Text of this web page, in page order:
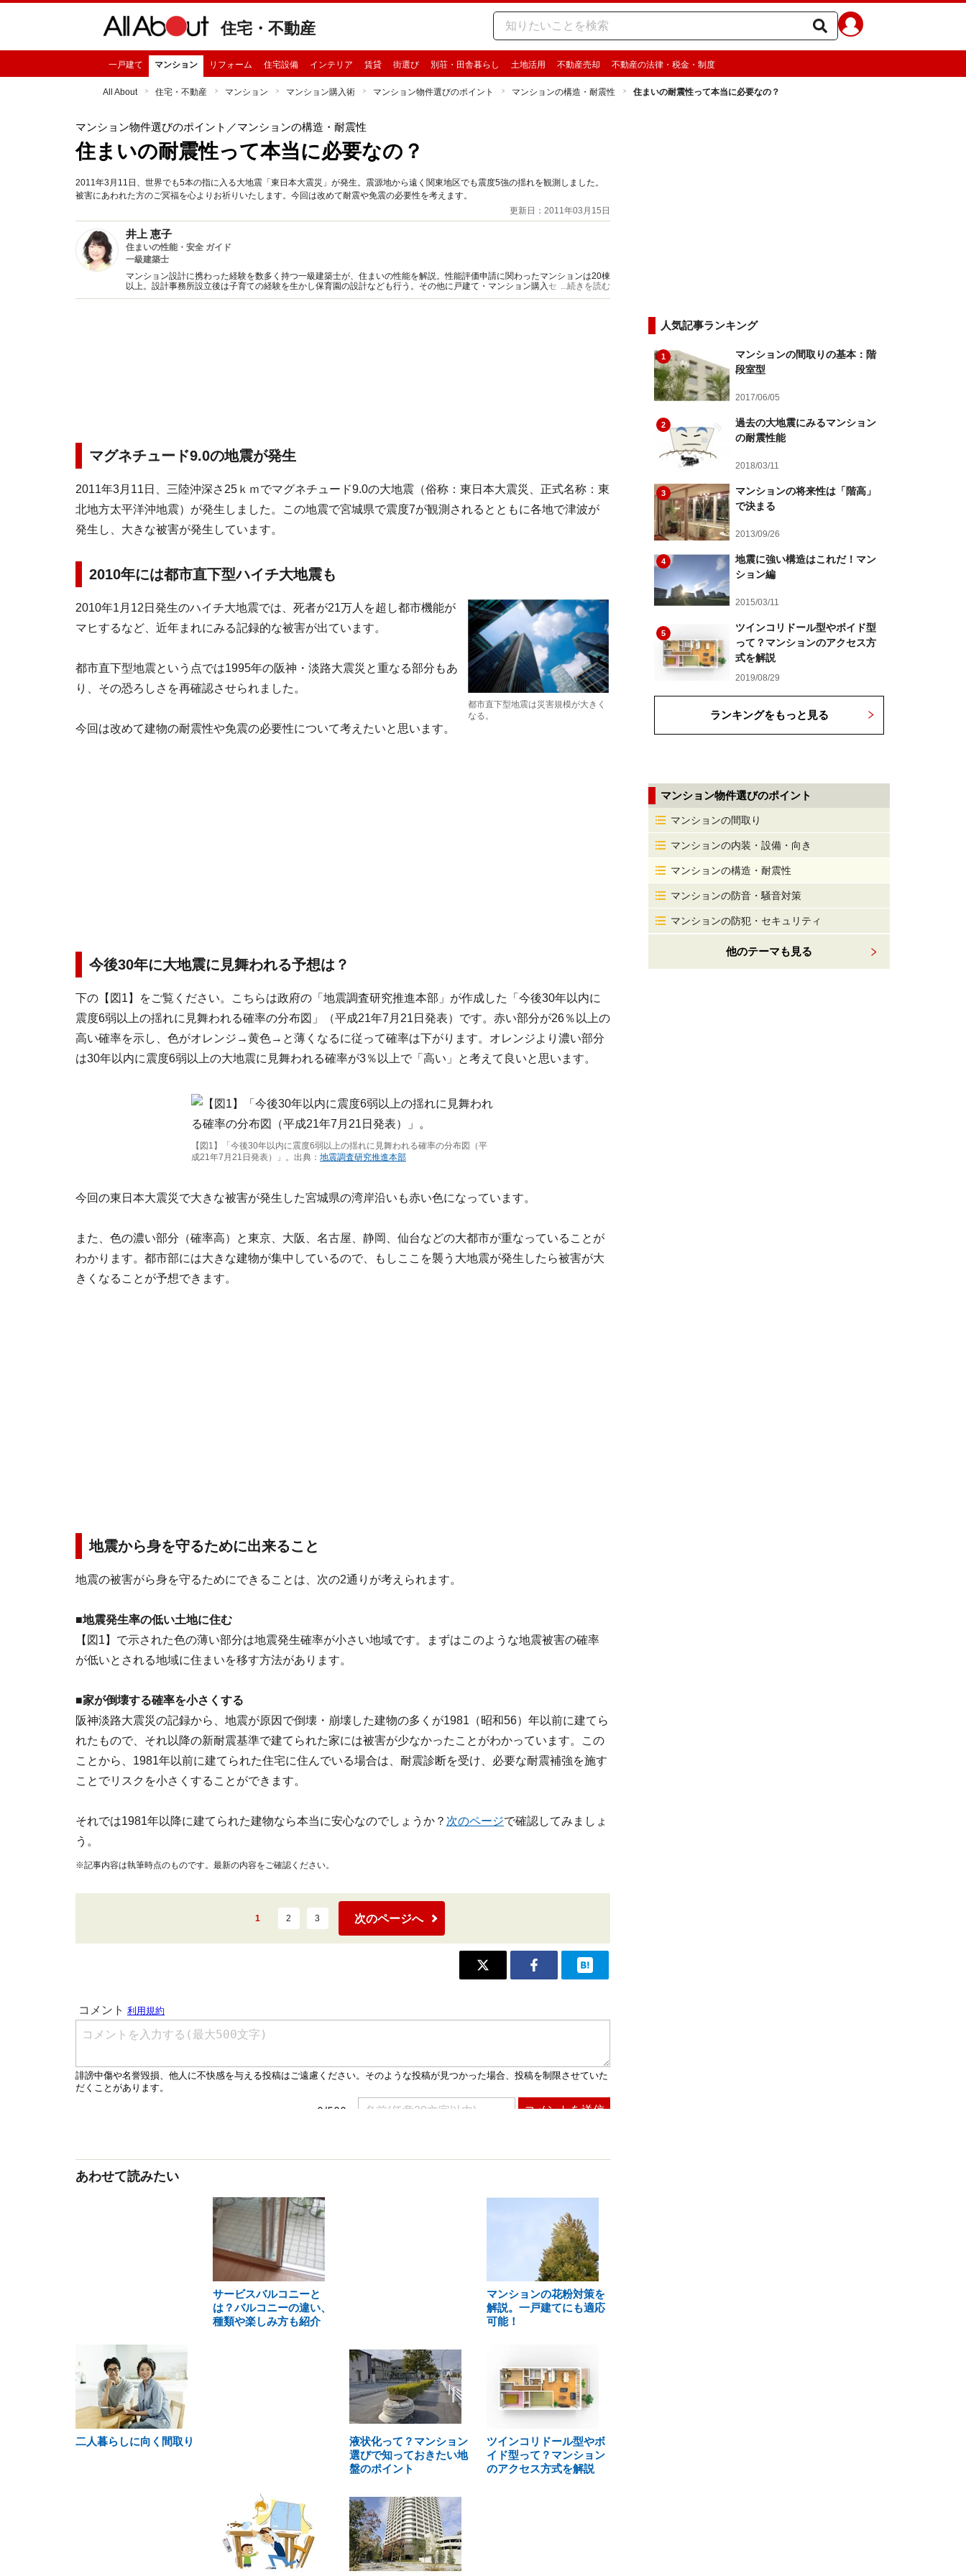
住宅・不動産
一戸建て マンション リフォーム 住宅設備 インテリア 賃貸 街選び 別荘・田舎暮らし 土地活用 不動産売却 不動産の法律・税金・制度
All About 住宅・不動産 マンション マンション購入術 マンション物件選びのポイント マンションの構造・耐震性 住まいの耐震性って本当に必要なの？
マンション物件選びのポイント ／マンションの構造・耐震性
住まいの耐震性って本当に必要なの？
2011年3月11日、世界でも5本の指に入る大地震「東日本大震災」が発生。震源地から遠く関東地区でも震度5強の揺れを観測しました。
被害にあわれた方のご冥福を心よりお祈りいたします。今回は改めて耐震や免震の必要性を考えます。
更新日：2011年03月15日
井上 恵子
住まいの性能・安全 ガイド
一級建築士
マンション設計に携わった経験を数多く持つ一級建築士が、住まいの性能を解説。性能評価申請に関わったマンションは20棟
以上。設計事務所設立後は子育ての経験を生かし保育園の設計なども行う。その他に戸建て・マンション購入セミナー講師、
新聞へのコラム連載など。
...続きを読む
マグネチュード9.0の地震が発生
2011年3月11日、三陸沖深さ25ｋｍでマグネチュード9.0の大地震（俗称：東日本大震災、正式名称：東
北地方太平洋沖地震）が発生しました。この地震で宮城県で震度7が観測されるとともに各地で津波が
発生し、大きな被害が発生しています。
2010年には都市直下型ハイチ大地震も
都市直下型地震は災害規模が大きく
なる。
2010年1月12日発生のハイチ大地震では、死者が21万人を超し都市機能が
マヒするなど、近年まれにみる記録的な被害が出ています。
都市直下型地震という点では1995年の阪神・淡路大震災と重なる部分もあ
り、その恐ろしさを再確認させられました。
今回は改めて建物の耐震性や免震の必要性について考えたいと思います。
今後30年に大地震に見舞われる予想は？
下の【図1】をご覧ください。こちらは政府の「地震調査研究推進本部」が作成した「今後30年以内に
震度6弱以上の揺れに見舞われる確率の分布図」（平成21年7月21日発表）です。赤い部分が26％以上の
高い確率を示し、色がオレンジ→黄色→と薄くなるに従って確率は下がります。オレンジより濃い部分
は30年以内に震度6弱以上の大地震に見舞われる確率が3％以上で「高い」と考えて良いと思います。
【図1】「今後30年以内に震度6弱以上の揺れに見舞われる確率の分布図（平
成21年7月21日発表）」。出典： 地震調査研究推進本部
今回の東日本大震災で大きな被害が発生した宮城県の湾岸沿いも赤い色になっています。
また、色の濃い部分（確率高）と東京、大阪、名古屋、静岡、仙台などの大都市が重なっていることが
わかります。都市部には大きな建物が集中しているので、もしここを襲う大地震が発生したら被害が大
きくなることが予想できます。
地震から身を守るために出来ること
地震の被害がら身を守るためにできることは、次の2通りが考えられます。
■地震発生率の低い土地に住む
【図1】で示された色の薄い部分は地震発生確率が小さい地域です。まずはこのような地震被害の確率
が低いとされる地域に住まいを移す方法があります。
■家が倒壊する確率を小さくする
阪神淡路大震災の記録から、地震が原因で倒壊・崩壊した建物の多くが1981（昭和56）年以前に建てら
れたもので、それ以降の新耐震基準で建てられた家には被害が少なかったことがわかっています。この
ことから、1981年以前に建てられた住宅に住んでいる場合は、耐震診断を受け、必要な耐震補強を施す
ことでリスクを小さくすることができます。
それでは1981年以降に建てられた建物なら本当に安心なのでしょうか？ 次のページで確認してみましょ
う。
※記事内容は執筆時点のものです。最新の内容をご確認ください。
1 2 3 次のページへ
あわせて読みたい
サービスバルコニーと
は？バルコニーの違い、
種類や楽しみ方も紹介
マンションの花粉対策を
解説。一戸建てにも適応
可能！
二人暮らしに向く間取り
液状化って？マンション
選びで知っておきたい地
盤のポイント
ツインコリドール型やボ
イド型って？マンション
のアクセス方式を解説
人気記事ランキング
1
マンションの間取りの基本：階
段室型
2017/06/05
2
過去の大地震にみるマンション
の耐震性能
2018/03/11
3
マンションの将来性は「階高」
で決まる
2013/09/26
4
地震に強い構造はこれだ！マン
ション編
2015/03/11
5
ツインコリドール型やボイド型
って？マンションのアクセス方
式を解説
2019/08/29
ランキングをもっと見る
マンション物件選びのポイント
マンションの間取り
マンションの内装・設備・向き
マンションの構造・耐震性
マンションの防音・騒音対策
マンションの防犯・セキュリティ
他のテーマも見る